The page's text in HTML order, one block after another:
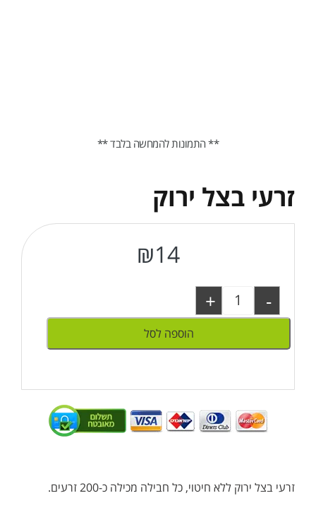
זרעי בצל ירוק
₪14
-
+
הוספה לסל
זרעי בצל ירוק ללא חיטוי, כל חבילה מכילה כ-200 זרעים.
** התמונות להמחשה בלבד **